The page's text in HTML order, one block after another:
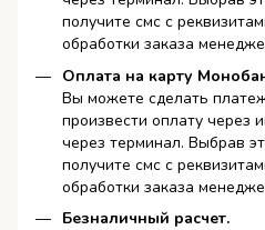
получите смс с
обработки заказа
Оплата на карту
Вы можете сделать
произвести оплату через
через терминал. Выбрав
получите смс с
обработки заказа
Безналичный расчет.